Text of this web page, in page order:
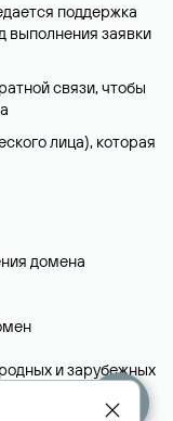
поддержка
выполнения заявки
связи, чтобы
лица), которая
домена
и зарубежных
«
».